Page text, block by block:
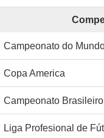
Campeonato do
Copa America
Campeonato
Liga Profesional de